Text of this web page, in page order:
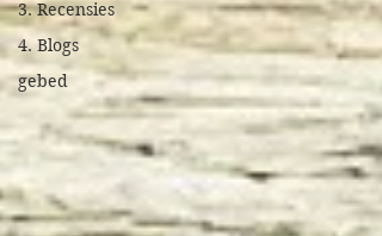
3. Recensies
4. Blogs
gebed